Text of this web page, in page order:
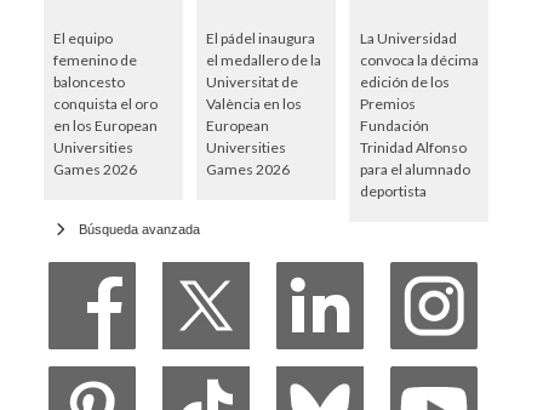
El equipo
femenino de
baloncesto
conquista el oro
en los European
Universities
Games 2026
El pádel inaugura
el medallero de la
Universitat de
València en los
European
Universities
Games 2026
La Universidad
convoca la décima
edición de los
Premios
Fundación
Trinidad Alfonso
para el alumnado
deportista
Búsqueda avanzada